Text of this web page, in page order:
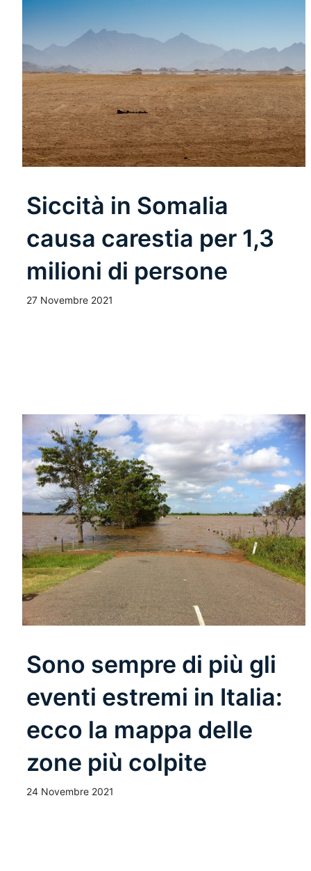
Siccità in Somalia
causa carestia per 1,3
milioni di persone
27 Novembre 2021
Sono sempre di più gli
eventi estremi in Italia:
ecco la mappa delle
zone più colpite
24 Novembre 2021